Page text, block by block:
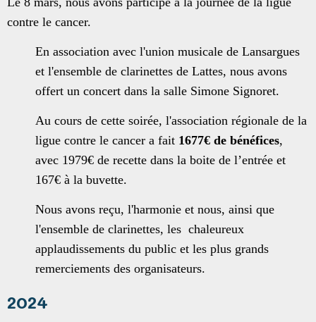
contre le cancer.
En association avec l'union musicale de Lansargues
et l'ensemble de clarinettes de Lattes, nous avons
offert un concert dans la salle Simone Signoret.
Au cours de cette soirée, l'association régionale de la
ligue contre le cancer a fait 1677€ de bénéfices,
avec 1979€ de recette dans la boite de l’entrée et
167€ à la buvette.
Nous avons reçu, l'harmonie et nous, ainsi que
l'ensemble de clarinettes, les chaleureux
applaudissements du public et les plus grands
remerciements des organisateurs.
2024